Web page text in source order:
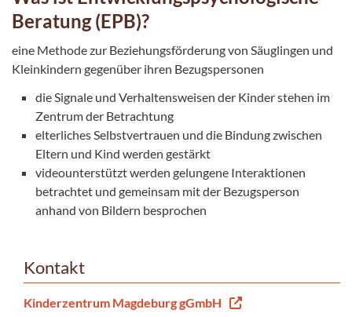
Beratung (EPB)?
eine Methode zur Beziehungsförderung von Säuglingen und
Kleinkindern gegenüber ihren Bezugspersonen
die Signale und Verhaltensweisen der Kinder stehen im
Zentrum der Betrachtung
elterliches Selbstvertrauen und die Bindung zwischen
Eltern und Kind werden gestärkt
videounterstützt werden gelungene Interaktionen
betrachtet und gemeinsam mit der Bezugsperson
anhand von Bildern besprochen
Kontakt
Kinderzentrum Magdeburg gGmbH